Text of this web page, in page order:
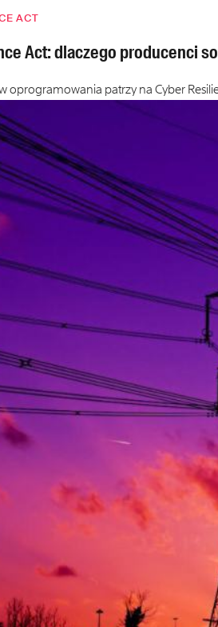
ACT
Act: dlaczego producenci
oprogramowania patrzy na Cyber